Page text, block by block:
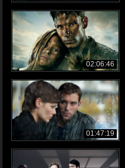
02:06:46
01:47:19